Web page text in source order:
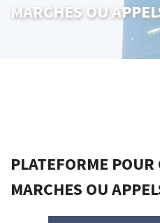
MARCHES OU
PLATEFORME POUR
MARCHES OU